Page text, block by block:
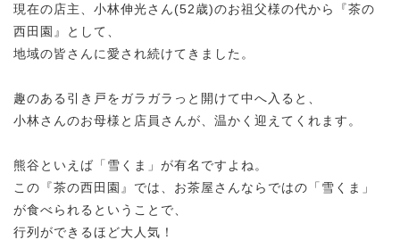
現在の店主、小林伸光さん(52歳)のお祖父様の代から『茶の
西田園』として、
地域の皆さんに愛され続けてきました。
趣のある引き戸をガラガラっと開けて中へ入ると、
小林さんのお母様と店員さんが、温かく迎えてくれます。
熊谷といえば「雪くま」が有名ですよね。
この『茶の西田園』では、お茶屋さんならではの「雪くま」
が食べられるということで、
行列ができるほど大人気！